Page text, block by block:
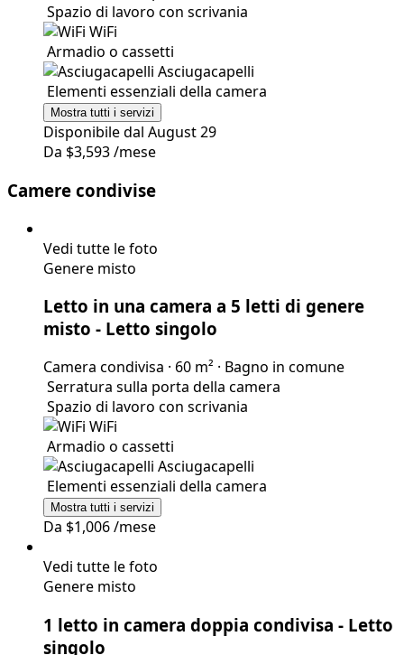
Serratura sulla porta della camera
Spazio di lavoro con scrivania
WiFi
Armadio o cassetti
Asciugacapelli
essenziali della camera
Mostra tutti i servizi
Da$3,593 /mese
Camere condivise
Genere misto
Letto in una camera a 5 letti di genere
misto- Letto singolo
Camera condivisa· 60 m²·Bagno in comune
Serratura sulla porta della camera
Spazio di lavoro con scrivania
WiFi
Armadio o cassetti
Asciugacapelli
Mostra tutti i servizi
Da$1,006/mese
Vedi tutte le foto
Genere misto